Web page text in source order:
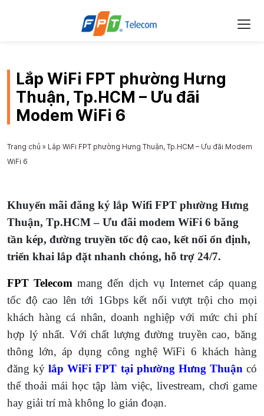
Lắp WiFi FPT phường Hưng
Thuận, Tp.HCM – Ưu đãi
Modem WiFi 6
Trang chủ » Lắp WiFi FPT phường Hưng Thuận, Tp.HCM – Ưu đãi Modem
WiFi 6
Khuyến mãi đăng ký lắp Wifi FPT phường Hưng
Thuận, Tp.HCM – Ưu đãi modem WiFi 6 băng
tần kép, đường truyền tốc độ cao, kết nối ổn định,
triển khai lắp đặt nhanh chóng, hỗ trợ 24/7.
FPT Telecom mang đến dịch vụ Internet cáp quang
tốc độ cao lên tới 1Gbps kết nối vượt trội cho mọi
khách hàng cá nhân, doanh nghiệp với mức chi phí
hợp lý nhất. Với chất lượng đường truyền cao, băng
thông lớn, áp dụng công nghệ WiFi 6 khách hàng
đăng kýlắp WiFi FPT tại phường Hưng Thuận có
thể thoải mái học tập làm việc, livestream, chơi game
hay giải trí mà không lo gián đoạn.